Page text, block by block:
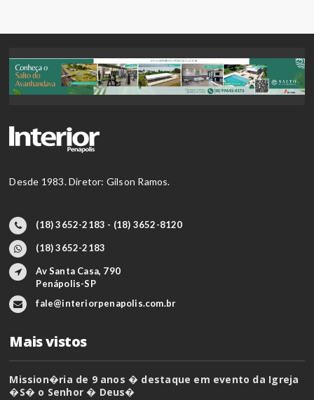
Desde 1983. Diretor: Gilson Ramos.
(18) 3652-2183 - (18) 3652-8120
(18) 3652-2183
Av Santa Casa, 790
Penápolis-SP
fale@interiorpenapolis.com.br
Mais vistos
Mission�ria de 9 anos � destaque em evento da Igreja
�S� o Senhor � Deus�